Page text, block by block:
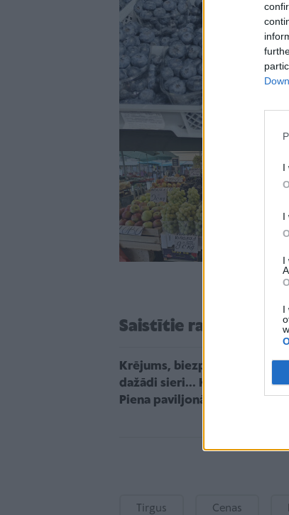
I
I
I
I
Saistītie raksti
Krējums, biezpiens un 17
dažādi sieri... Kādas cenas
Piena paviljonā?
Tirgus Cenas